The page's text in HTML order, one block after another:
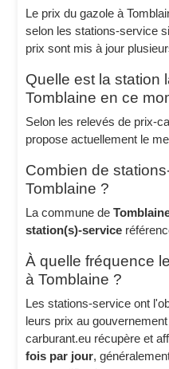
Le prix du gazole à
selon les stations-service
prix sont mis à jour
Quelle est la station
Tomblaine en ce
Selon les relevés de prix-
propose actuellement le
Combien de
Tomblaine ?
La commune de
station(s)-service
À quelle fréquence
à Tomblaine ?
Les stations-service ont
leurs prix au
carburant.eu récupère et
fois par jour,